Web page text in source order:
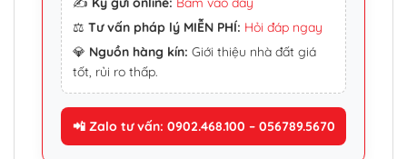
⚖️ Tư vấn pháp lý MIỄN PHÍ: Hỏi đáp ngay
💎 Nguồn hàng kín: Giới thiệu nhà đất giá
tốt, rủi ro thấp.
📲 Zalo tư vấn: 0902.468.100 – 056789.5670